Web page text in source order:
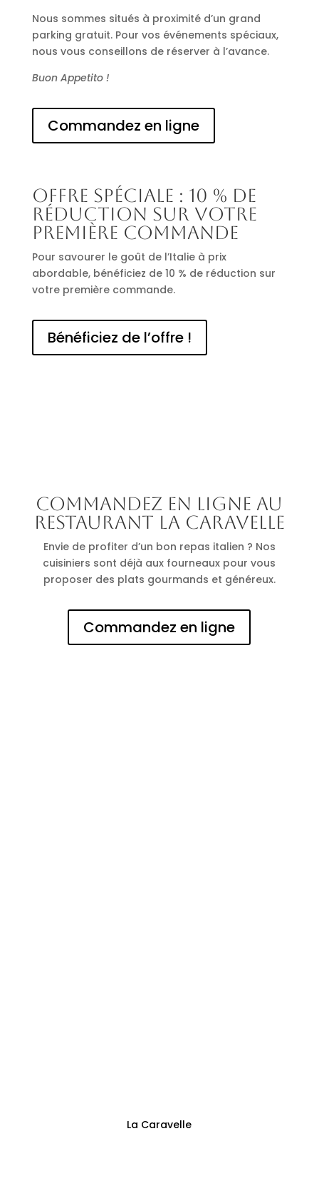
Nous sommes situés à proximité d’un grand
parking gratuit. Pour vos événements spéciaux,
nous vous conseillons de réserver à l’avance.
Buon Appetito !
Commandez en ligne
Offre spéciale : 10 % de
réduction sur votre
première commande
Pour savourer le goût de l’Italie à prix
abordable, bénéficiez de 10 % de réduction sur
votre première commande.
Bénéficiez de l’offre !
Commandez en ligne au
restaurant La Caravelle
Envie de profiter d’un bon repas italien ? Nos
cuisiniers sont déjà aux fourneaux pour vous
proposer des plats gourmands et généreux.
Commandez en ligne
La Caravelle